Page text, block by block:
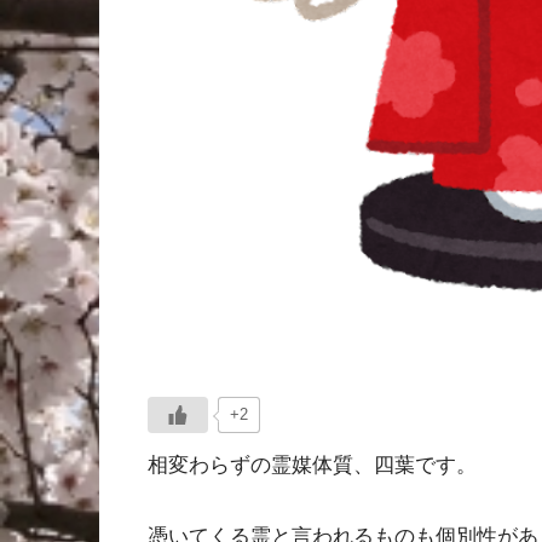
+2
相変わらずの霊媒体質、四葉です。
憑いてくる霊と言われるものも個別性が